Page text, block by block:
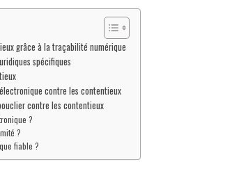
grâce à la traçabilité numérique
spécifiques
contre les contentieux
contre les contentieux
?
?
fiable ?